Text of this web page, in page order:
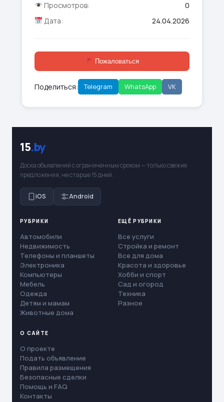
Просмотров:
0
Дата:
24.04.2026
Пожаловаться
Поделиться: Telegram WhatsApp VK
15.by
Доска объявлений с ограниченным сроком — только свежие
предложения, не старше 15 дней.
iOS Android
РУБРИКИ
Автомобили
Недвижимость
Телефоны и планшеты
Электроника
Компьютеры
Мебель
Одежда
Детям и мамам
Животные дома
ЕЩЁ РУБРИКИ
Все услуги
Стройка и ремонт
Все для дома
Красота и здоровье
Хобби и спорт
Сад и огород
Техника
Разное
О САЙТЕ
О проекте
Подать объявление
Правила размещения
Безопасные сделки
Помощь и FAQ
Контакты